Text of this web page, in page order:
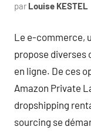
par Louise KESTEL
Le e-commerce,
propose
en ligne. De ces
Amazon Private
dropshipping
sourcing se